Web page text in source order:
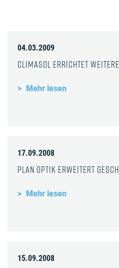
04.03.2009
Climasol errichtet
Mehr lesen
17.09.2008
Plan Optik erweitert
Mehr lesen
15.09.2008